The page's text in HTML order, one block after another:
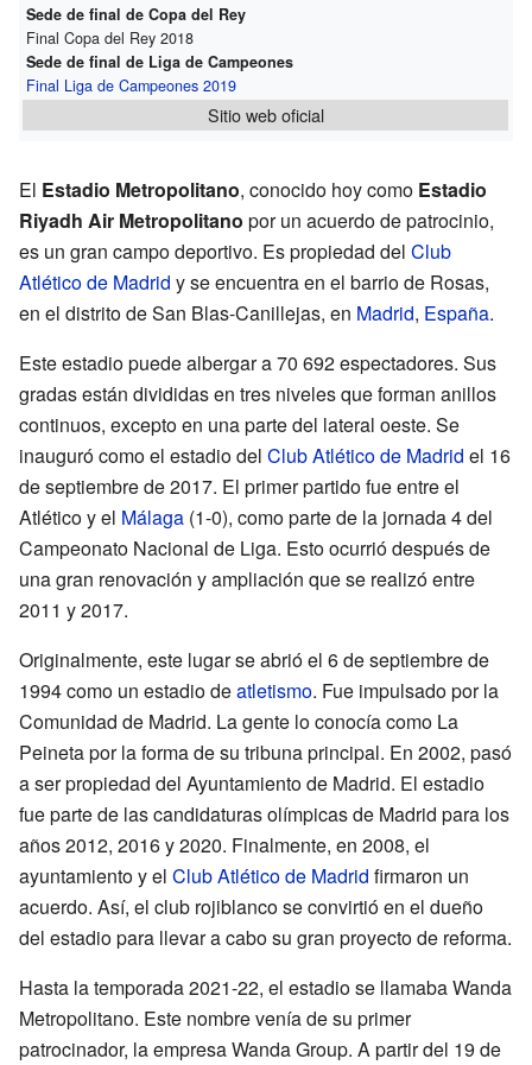
Sede de final de Copa del Rey
Final Copa del Rey 2018
Sede de final de Liga de Campeones
Final Liga de Campeones 2019
Sitio web oficial
El Estadio Metropolitano, conocido hoy como Estadio
Riyadh Air Metropolitano por un acuerdo de patrocinio,
es un gran campo deportivo. Es propiedad del Club
Atlético de Madrid y se encuentra en el barrio de Rosas,
en el distrito de San Blas-Canillejas, en Madrid, España.
Este estadio puede albergar a 70 692 espectadores. Sus
gradas están divididas en tres niveles que forman anillos
continuos, excepto en una parte del lateral oeste. Se
inauguró como el estadio del Club Atlético de Madrid el 16
de septiembre de 2017. El primer partido fue entre el
Atlético y el Málaga (1-0), como parte de la jornada 4 del
Campeonato Nacional de Liga. Esto ocurrió después de
una gran renovación y ampliación que se realizó entre
2011 y 2017.
Originalmente, este lugar se abrió el 6 de septiembre de
1994 como un estadio deatletismo. Fue impulsado por la
Comunidad de Madrid. La gente lo conocía como La
Peineta por la forma de su tribuna principal. En 2002, pasó
a ser propiedad del Ayuntamiento de Madrid. El estadio
fue parte de las candidaturas olímpicas de Madrid para los
años 2012, 2016 y 2020. Finalmente, en 2008, el
ayuntamiento y el Club Atlético de Madrid firmaron un
acuerdo. Así, el club rojiblanco se convirtió en el dueño
del estadio para llevar a cabo su gran proyecto de reforma.
Hasta la temporada 2021-22, el estadio se llamaba Wanda
Metropolitano. Este nombre venía de su primer
patrocinador, la empresa Wanda Group. A partir del 19 de